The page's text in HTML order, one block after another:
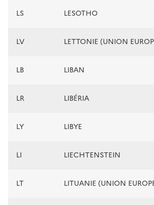
LS LESOTHO
LV LETTONIE (UNION
LB LIBAN
LR LIBÉRIA
LY LIBYE
LI LIECHTENSTEIN
LT LITUANIE (UNION